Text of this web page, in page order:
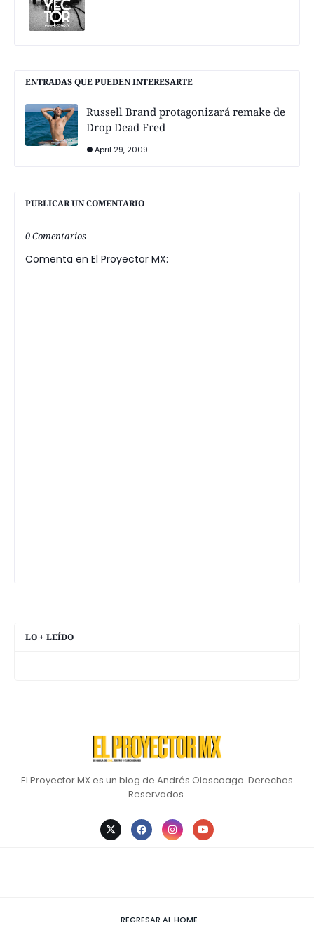
ENTRADAS QUE PUEDEN INTERESARTE
Russell Brand protagonizará remake de
Drop Dead Fred
April 29, 2009
PUBLICAR UN COMENTARIO
0 Comentarios
Comenta en El Proyector MX:
LO + LEÍDO
El Proyector MX es un blog de Andrés Olascoaga. Derechos
Reservados.
REGRESAR AL HOME